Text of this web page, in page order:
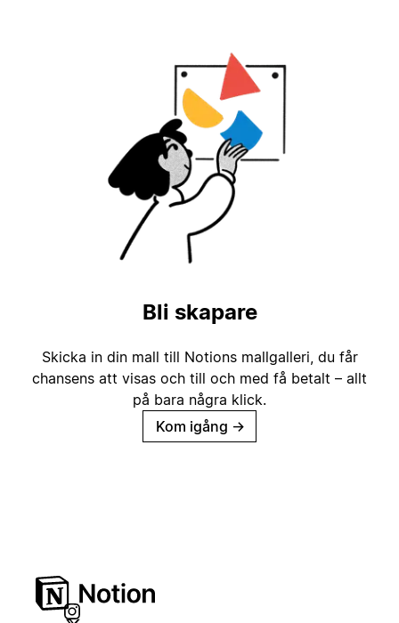
Bli skapare
Skicka in din mall till Notions mallgalleri, du får
chansens att visas och till och med få betalt – allt
på bara några klick.
Kom igång →